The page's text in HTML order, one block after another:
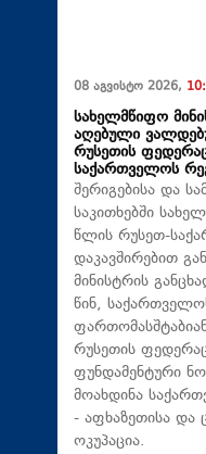
08 აგვისტო 2026,
სახელმწიფო
აღებული
რუსეთის
საქართველოს
შერიგებისა და
საკითხებში
წლის რუსეთ-
დაკავშირებით
მინისტრის
წინ,
რუსეთის
ფუნდამენტური
მოახდინა
- აფხაზეთისა და
ოკუპაცია.